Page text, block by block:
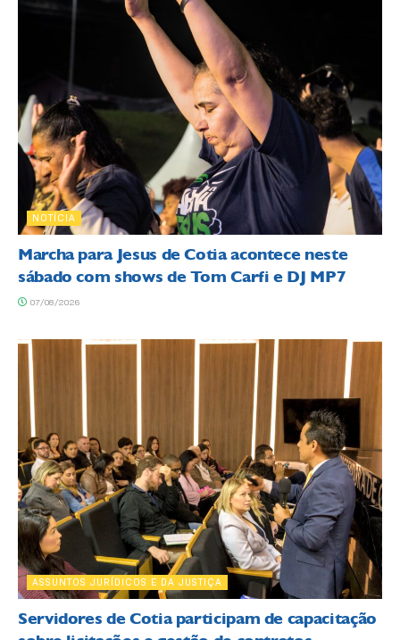
NOTÍCIA
Marcha para Jesus de Cotia acontece neste
sábado com shows de Tom Carfi e DJ MP7
07/08/2026
ASSUNTOS JURÍDICOS E DA JUSTIÇA
Servidores de Cotia participam de capacitação